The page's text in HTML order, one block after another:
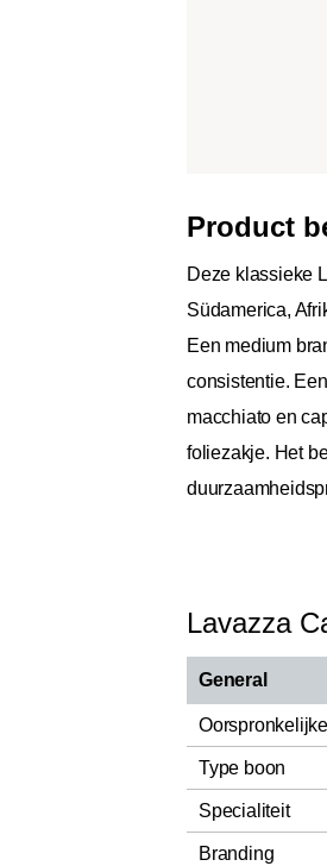
Product
Deze klassieke
Südamerica,
Een medium
consistentie.
macchiato en
foliezakje. Het
Lavazza
General
Type boon
Specialiteit
Branding